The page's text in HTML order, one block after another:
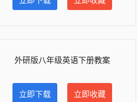
外研版八年级英语下册教案
立即下载 立即收藏